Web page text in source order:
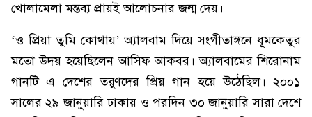
খোলামেলা মন্তব্য প্রায়ই আলোচনার জন্ম দেয়।
‘ও প্রিয়া তুমি কোথায়’ অ্যালবাম দিয়ে সংগীতাঙ্গনে ধূমকেতুর
মতো উদয় হয়েছিলেন আসিফ আকবর। অ্যালবামের শিরোনাম
গানটি এ দেশের তরুণদের প্রিয় গান হয়ে উঠেছিল। ২০০১
সালের ২৯ জানুয়ারি ঢাকায় ও পরদিন ৩০ জানুয়ারি সারা দেশে